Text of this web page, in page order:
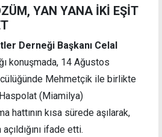
YAN YANA İKİ EŞİT
Derneği Başkanı Celal
konuşmada, 14 Ağustos
Mehmetçik ile birlikte
(Miamilya)
hattının kısa sürede aşılarak,
ifade etti.